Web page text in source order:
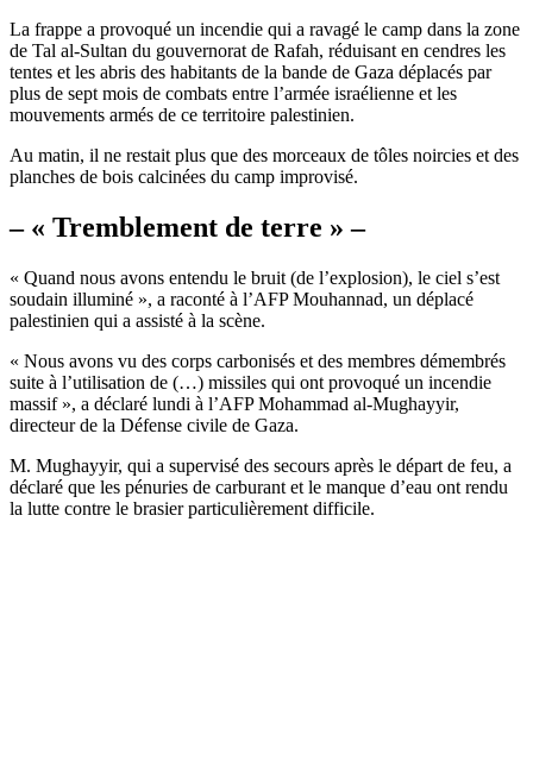
La frappe a provoqué un incendie qui a ravagé le camp dans la zone
de Tal al-Sultan du gouvernorat de Rafah, réduisant en cendres les
tentes et les abris des habitants de la bande de Gaza déplacés par
plus de sept mois de combats entre l’armée israélienne et les
mouvements armés de ce territoire palestinien.
Au matin, il ne restait plus que des morceaux de tôles noircies et des
planches de bois calcinées du camp improvisé.
– « Tremblement de terre » –
« Quand nous avons entendu le bruit (de l’explosion), le ciel s’est
soudain illuminé », a raconté à l’AFP Mouhannad, un déplacé
palestinien qui a assisté à la scène.
« Nous avons vu des corps carbonisés et des membres démembrés
suite à l’utilisation de (…) missiles qui ont provoqué un incendie
massif », a déclaré lundi à l’AFP Mohammad al-Mughayyir,
directeur de la Défense civile de Gaza.
M. Mughayyir, qui a supervisé des secours après le départ de feu, a
déclaré que les pénuries de carburant et le manque d’eau ont rendu
la lutte contre le brasier particulièrement difficile.